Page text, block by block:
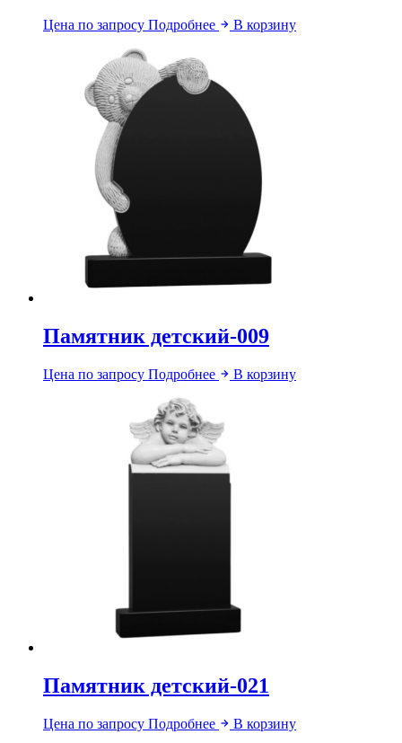
Цена по запросу Подробнее В корзину
Памятник детский-009
Цена по запросу Подробнее В корзину
Памятник детский-021
Цена по запросу Подробнее В корзину